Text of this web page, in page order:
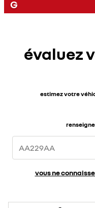
G
évaluez
estimez votre
vous ne